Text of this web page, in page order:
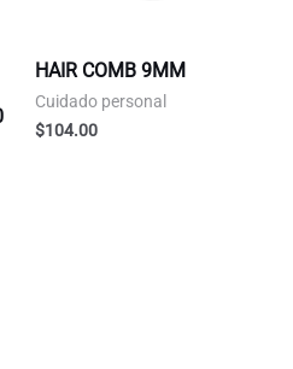
HAIR COMB 9MM
Cuidado personal
$104.00